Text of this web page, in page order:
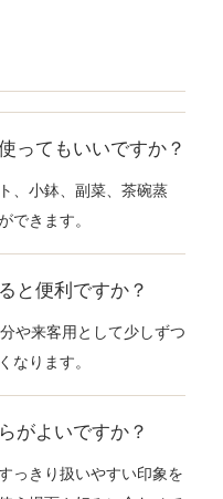
ってもいいですか？
、小鉢、副菜、茶碗蒸
できます。
と便利ですか？
や来客用として少しずつ
なります。
がよいですか？
っきり扱いやすい印象を